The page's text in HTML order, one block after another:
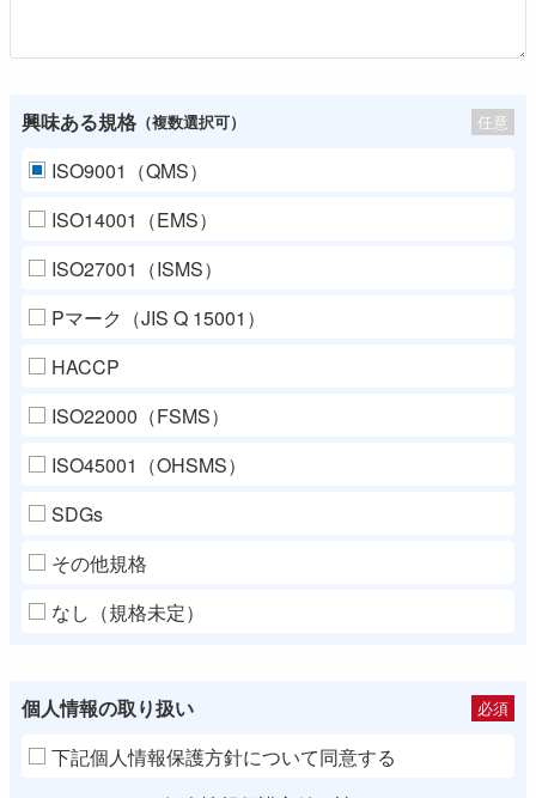
興味ある規格 （複数選択可） 任意
ISO9001（QMS）
ISO14001（EMS）
ISO27001（ISMS）
Pマーク（JIS Q 15001）
HACCP
ISO22000（FSMS）
ISO45001（OHSMS）
SDGs
その他規格
なし（規格未定）
個人情報の取り扱い 必須
下記個人情報保護方針について同意する